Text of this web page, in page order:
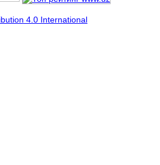
4.0 International